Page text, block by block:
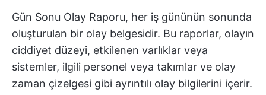
Gün Sonu Olay Raporu, her iş gününün sonunda
oluşturulan bir olay belgesidir. Bu raporlar, olayın
ciddiyet düzeyi, etkilenen varlıklar veya
sistemler, ilgili personel veya takımlar ve olay
zaman çizelgesi gibi ayrıntılı olay bilgilerini içerir.